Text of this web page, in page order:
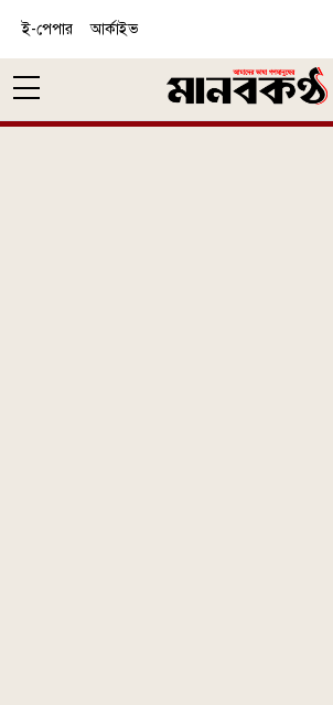
ই-পেপার আর্কাইভ